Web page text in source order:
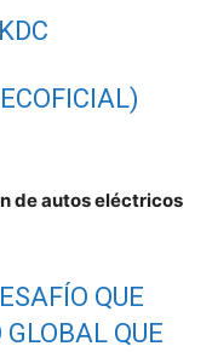
de autos eléctricos
QUE
QUE